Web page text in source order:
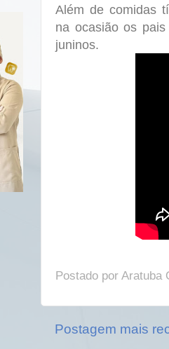
Além de comidas
na ocasião os
juninos.
Postado por Aratuba
Postagem mais